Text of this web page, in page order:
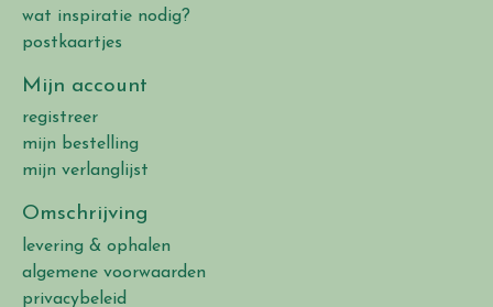
wat inspiratie nodig?
postkaartjes
Mijn account
registreer
mijn bestelling
mijn verlanglijst
Omschrijving
levering & ophalen
algemene voorwaarden
privacybeleid